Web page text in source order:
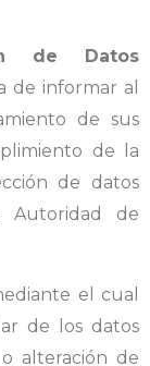
de Datos
de informar al
de sus
de la
de datos
Autoridad de
el cual
de los datos
alteración de